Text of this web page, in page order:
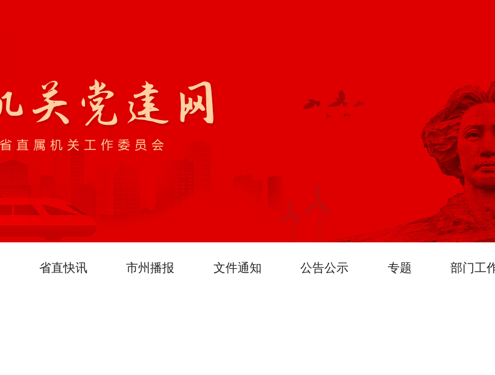
省直快讯 市州播报 文件通知 公告公示 专题 部门工